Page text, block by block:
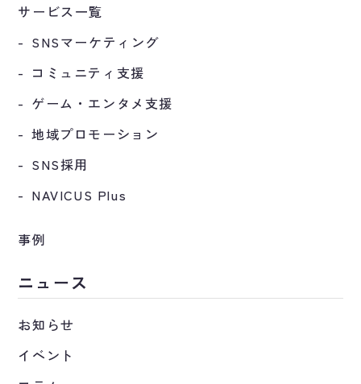
サービス一覧
SNSマーケティング
コミュニティ支援
ゲーム・エンタメ支援
地域プロモーション
SNS採用
NAVICUS Plus
事例
ニュース
お知らせ
イベント